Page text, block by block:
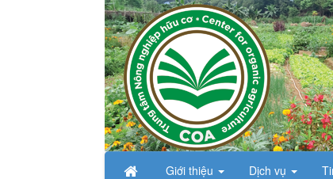
Giới thiệu Dịch vụ